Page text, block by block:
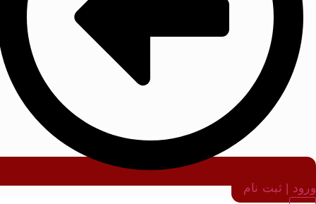
ورود | ثبت نام